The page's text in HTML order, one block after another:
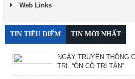
Web Links
TIN TIÊU ĐIỂM TIN MỚI NHẤT
NGÀY TRUYỀN THỐNG
TRỊ. “ÔN CỐ TRI TÂN”